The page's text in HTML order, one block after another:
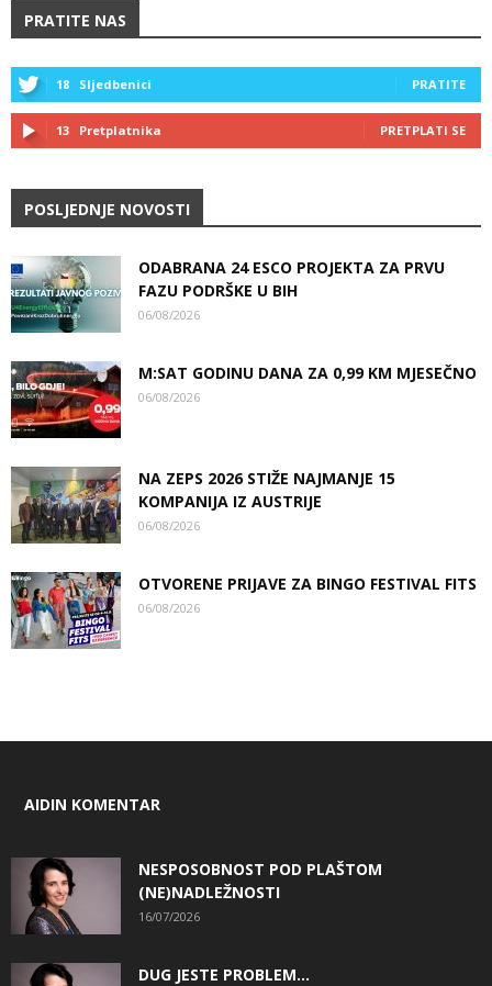
PRATITE NAS
18 Sljedbenici PRATITE
13 Pretplatnika PRETPLATI SE
POSLJEDNJE NOVOSTI
ODABRANA 24 ESCO PROJEKTA ZA PRVU
FAZU PODRŠKE U BIH
06/08/2026
M:SAT GODINU DANA ZA 0,99 KM MJESEČNO
06/08/2026
NA ZEPS 2026 STIŽE NAJMANJE 15
KOMPANIJA IZ AUSTRIJE
06/08/2026
OTVORENE PRIJAVE ZA BINGO FESTIVAL FITS
06/08/2026
AIDIN KOMENTAR
NESPOSOBNOST POD PLAŠTOM
(NE)NADLEŽNOSTI
16/07/2026
DUG JESTE PROBLEM…